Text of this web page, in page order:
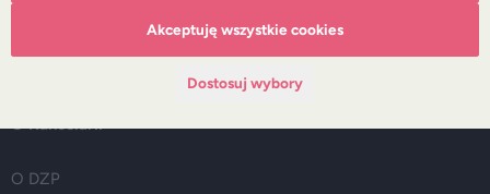
O Kancelarii
O DZP
Akceptuję wszystkie cookies
Dostosuj wybory